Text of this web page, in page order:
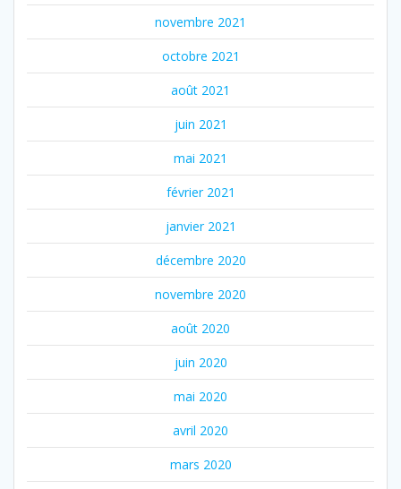
novembre 2021
octobre 2021
août 2021
juin 2021
mai 2021
février 2021
janvier 2021
décembre 2020
novembre 2020
août 2020
juin 2020
mai 2020
avril 2020
mars 2020